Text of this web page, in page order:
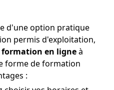
d'une option pratique
permis d'exploitation,
formation en ligneà
forme de formation
: